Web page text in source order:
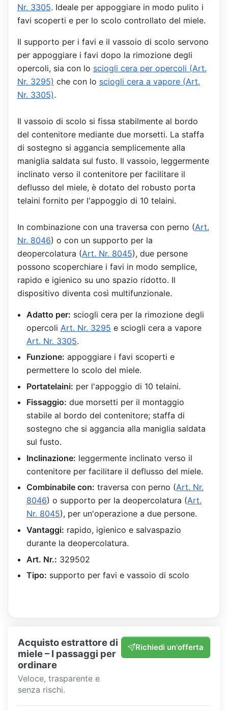
Nr. 3305. Ideale per appoggiare in modo pulito i
favi scoperti e per lo scolo controllato del miele.
Il supporto per i favi e il vassoio di scolo servono
per appoggiare i favi dopo la rimozione degli
opercoli, sia con lo sciogli cera per opercoli (Art.
Nr. 3295) che con lo sciogli cera a vapore (Art.
Nr. 3305).
Il vassoio di scolo si fissa stabilmente al bordo
del contenitore mediante due morsetti. La staffa
di sostegno si aggancia semplicemente alla
maniglia saldata sul fusto. Il vassoio, leggermente
inclinato verso il contenitore per facilitare il
deflusso del miele, è dotato del robusto porta
telaini fornito per l'appoggio di 10 telaini.
In combinazione con una traversa con perno (Art.
Nr. 8046) o con un supporto per la
deopercolatura (Art. Nr. 8045), due persone
possono scoperchiare i favi in modo semplice,
rapido e igienico su uno spazio ridotto. Il
dispositivo diventa così multifunzionale.
Adatto per: sciogli cera per la rimozione degli
opercoli Art. Nr. 3295 e sciogli cera a vapore
Art. Nr. 3305.
Funzione: appoggiare i favi scoperti e
permettere lo scolo del miele.
Portatelaini: per l'appoggio di 10 telaini.
Fissaggio: due morsetti per il montaggio
stabile al bordo del contenitore; staffa di
sostegno che si aggancia alla maniglia saldata
sul fusto.
Inclinazione: leggermente inclinato verso il
contenitore per facilitare il deflusso del miele.
Combinabile con: traversa con perno (Art. Nr.
8046) o supporto per la deopercolatura (Art.
Nr. 8045), per un'operazione a due persone.
Vantaggi: rapido, igienico e salvaspazio
durante la deopercolatura.
Art. Nr.: 329502
Tipo: supporto per favi e vassoio di scolo
Acquisto estrattore di
miele – I passaggi per
ordinare
Veloce, trasparente e
senza rischi.
Richiedi un'offerta